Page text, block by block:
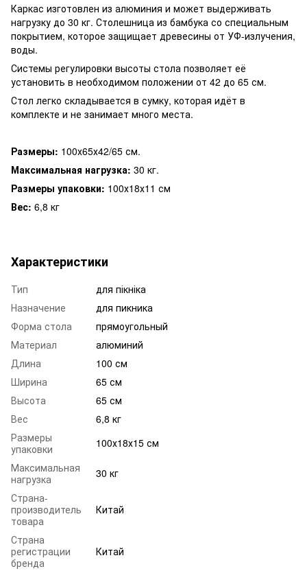
Каркас изготовлен из алюминия и может выдерживать
нагрузку до 30 кг. Столешница из бамбука со специальным
покрытием, которое защищает древесины от УФ-излучения,
воды.
Системы регулировки высоты стола позволяет её
установить в необходимом положении от 42 до 65 см.
Стол легко складывается в сумку, которая идёт в
комплекте и не занимает много места.
Размеры: 100х65х42/65 см.
Максимальная нагрузка: 30 кг.
Размеры упаковки: 100х18х11 см
Вес: 6,8 кг
Характеристики
Тип
для пікніка
Назначение
для пикника
Форма стола
прямоугольный
Материал
алюминий
Длина
100 см
Ширина
65 см
Высота
65 см
Вес
6,8 кг
Размеры
упаковки
100х18х15 см
Максимальная
нагрузка
30 кг
Страна-
производитель
товара
Китай
Страна
регистрации
бренда
Китай